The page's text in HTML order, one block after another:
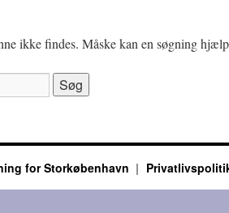
ikke findes. Måske kan en søgning
for Storkøbenhavn